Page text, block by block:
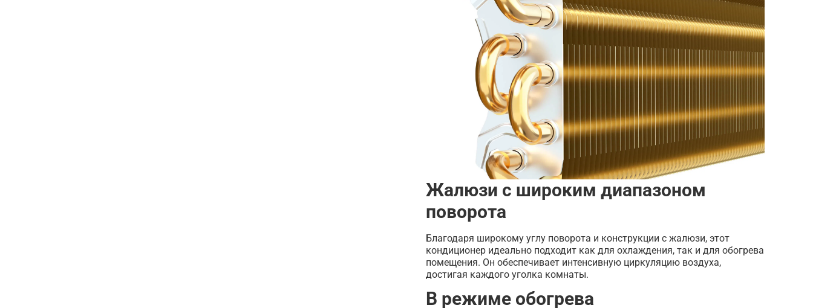
Жалюзи с широким диапазоном
поворота
Благодаря широкому углу поворота и конструкции с жалюзи, этот
кондиционер идеально подходит как для охлаждения, так и для обогрева
помещения. Он обеспечивает интенсивную циркуляцию воздуха,
достигая каждого уголка комнаты.
В режиме обогрева